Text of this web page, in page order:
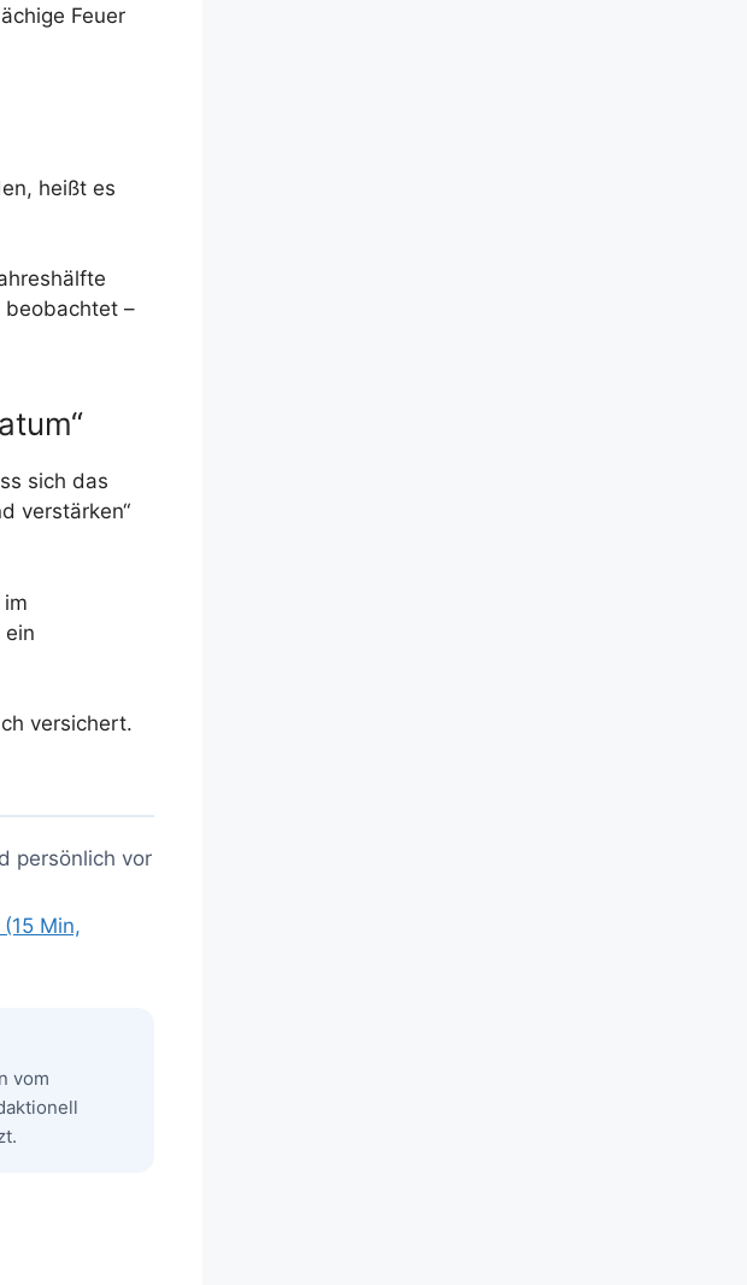
Feuer
heißt es
beobachtet –
sich das
verstärken“
im
ein
versichert.
persönlich vor
Min,
vom